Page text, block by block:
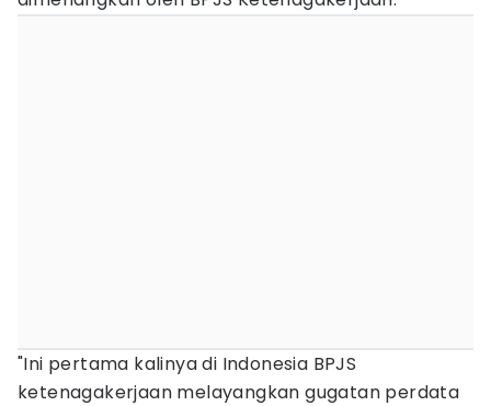
"Ini pertama kalinya di Indonesia BPJS
ketenagakerjaan melayangkan gugatan perdata